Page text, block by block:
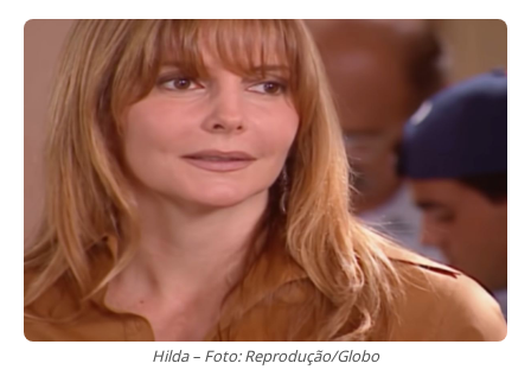
Hilda – Foto: Reprodução/Globo